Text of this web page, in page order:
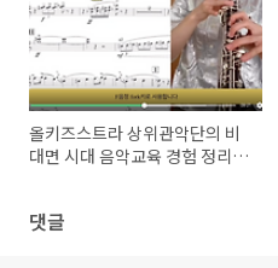
올키즈스트라 상위관악단의 비
대면 시대 음악교육 경험 정리하
댓글